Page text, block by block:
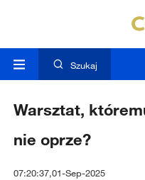
Szukaj
Warsztat,
nie oprze?
07:20:37,01-Sep-2025